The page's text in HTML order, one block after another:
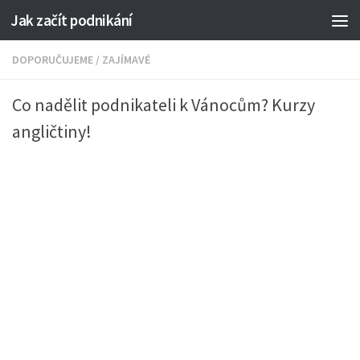
Jak začít podnikání
DOPORUČUJEME / ZAJÍMAVÉ
Co nadělit podnikateli k Vánocům? Kurzy
angličtiny!